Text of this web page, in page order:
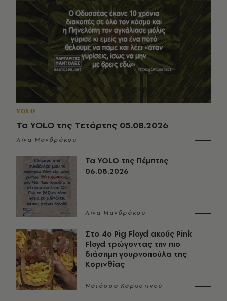
YOLO
Τα YOLO της Τετάρτης 05.08.2026
Λίνα Μανδράκου
Τα YOLO της Πέμπτης
06.08.2026
Λίνα Μανδράκου
Στο 4ο Pig Floyd ακούς Pink
Floyd τρώγοντας την πιο
διάσημη γουρνοπούλα της
Κορινθίας
Νατάσσα Καρυστινού